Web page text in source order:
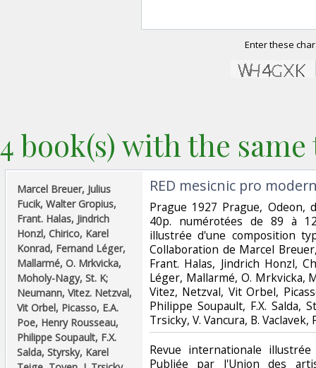
Enter these
4 book(s) with the
‎Marcel Breuer, Julius
Fucik, Walter Gropius,
Frant. Halas, Jindrich
Honzl, Chirico, Karel
Konrad, Fernand Léger,
Mallarmé, O. Mrkvicka,
Moholy-Nagy, St. K;
Neumann, Vitez. Netzval,
Vit Orbel, Picasso, E.A.
Poe, Henry Rousseau,
Philippe Soupault, F.X.
Salda, Styrsky, Karel
‎RED mesicnic pro
‎Prague 1927 Prague, Odeon,
40p. numérotées de 89 à
illustrée d'une composition
Collaboration de Marcel
Frant. Halas, Jindrich Honzl,
Léger, Mallarmé, O. Mrkvicka,
Vitez, Netzval, Vit Orbel,
Philippe Soupault, F.X. Salda,
Trsicky, V. Vancura, B. Vaclavek,
‎Revue internationale
Publiée par l'Union des